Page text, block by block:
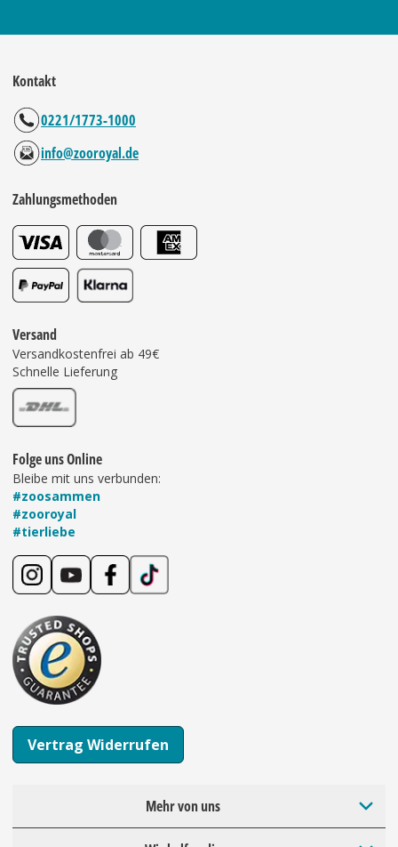
Kontakt
0221/1773-1000
info@zooroyal.de
Zahlungsmethoden
Versand
Versandkostenfrei ab 49€
Schnelle Lieferung
Folge uns Online
Bleibe mit uns verbunden:
#zoosammen
#zooroyal
#tierliebe
Vertrag Widerrufen
Mehr von uns